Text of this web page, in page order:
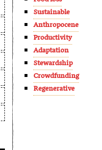
Sustainable
Anthropocene
Productivity
Adaptation
Stewardship
Crowdfunding
Regenerative